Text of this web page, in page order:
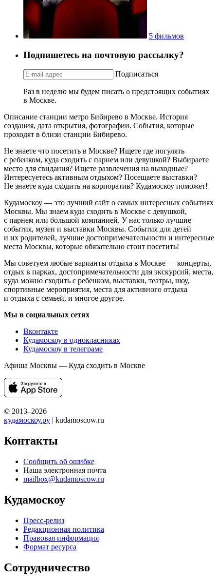
5 фильмов
Подпишетесь на почтовую рассылку?
Подписаться
Раз в неделю мы будем писать о предстоящих событиях
в Москве.
Описание станции метро Бибирево в Москве. История
создания, дата открытия, фотографии. События, которые
проходят в близи станции Бибирево.
Не знаете что посетить в Москве? Ищете где погулять
с ребенком, куда сходить с парнем или девушкой? Выбираете
место для свидания? Ищете развлечения на выходные?
Интересуетесь активным отдыхом? Посещаете выставки?
Не знаете куда сходить на корпоратив? Кудамоскоу поможет!
Кудамоскоу — это лучший сайт о самых интересных событиях
Москвы. Мы знаем куда сходить в Москве с девушкой,
с парнем или большой компанией. У нас только лучшие
события, музеи и выставки Москвы. События для детей
и их родителей, лучшие достопримечательности и интересные
места Москвы, которые обязательно стоит посетить!
Мы советуем любые варианты отдыха в Москве — концерты,
отдых в парках, достопримечательности для экскурсий, места,
куда можно сходить с ребенком, выставки, театры, шоу,
спортивные мероприятия, места для активного отдыха
и отдыха с семьей, и многое другое.
Мы в социальных сетях
Вконтакте
Кудамоскоу в однокласниках
Кудамоскоу в телеграме
Афиша Москвы — Куда сходить в Москве
© 2013–2026
кудамоскоу.ру | kudamoscow.ru
Контакты
Сообщить об ошибке
Наша электронная почта
mailbox@kudamoscow.ru
Кудамоскоу
Пресс-релиз
Редакционная политика
Правовая информация
Формат ресурса
Сотрудничество